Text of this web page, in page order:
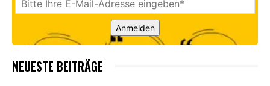
Anmelden
NEUESTE BEITRÄGE